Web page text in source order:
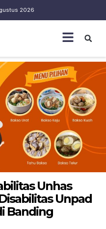
2026
Unhas
Unpad
Banding